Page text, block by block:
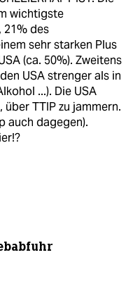
wichtigste
21% des
sehr starken Plus
(ca. 50%). Zweitens
USA strenger als in
...). Die USA
TTIP zu jammern.
auch dagegen).